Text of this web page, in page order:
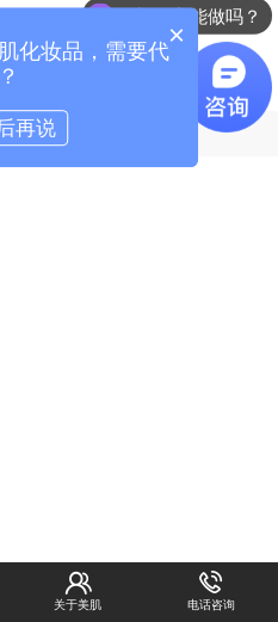
山E谷总部1号楼1座
关于美肌 电话咨询
热门配方能做吗？
×
化妆品，需要代
再说